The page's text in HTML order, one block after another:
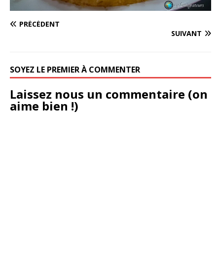
PRÉCÉDENT
SUIVANT
SOYEZ LE PREMIER À COMMENTER
Laissez nous un commentaire (on
aime bien !)